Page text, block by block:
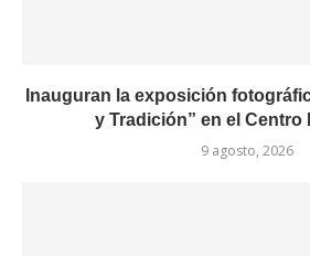
Inauguran la exposición
y Tradición” en el Centro
9 agosto, 2026